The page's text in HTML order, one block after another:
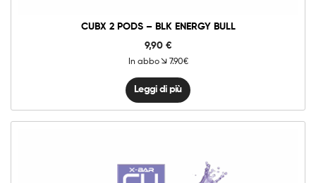
CUBX 2 PODS – BLK ENERGY BULL
9,90 €
In abbo 7.90€
Leggi di più